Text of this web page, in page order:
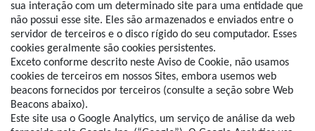
sua interação com um determinado site para uma entidade que
não possui esse site. Eles são armazenados e enviados entre o
servidor de terceiros e o disco rígido do seu computador. Esses
cookies geralmente são cookies persistentes.
Exceto conforme descrito neste Aviso de Cookie, não usamos
cookies de terceiros em nossos Sites, embora usemos web
beacons fornecidos por terceiros (consulte a seção sobre Web
Beacons abaixo).
Este site usa o Google Analytics, um serviço de análise da web